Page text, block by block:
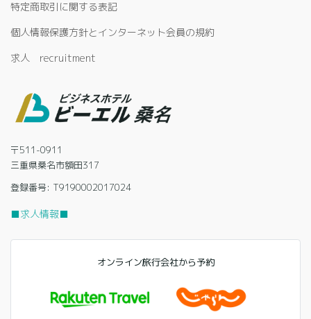
特定商取引に関する表記
個人情報保護方針とインターネット会員の規約
求人 recruitment
〒511-0911
三重県桑名市額田317
登録番号: T9190002017024
■求人情報■
オンライン旅行会社から予約